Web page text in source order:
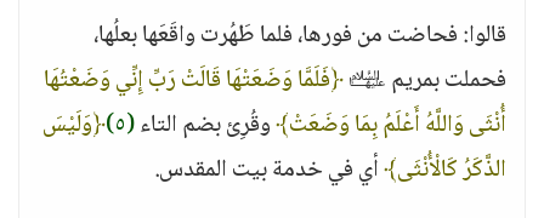
قالوا: فحاضت من فورها، فلما طَهُرت واقَعَها بعلُها،
فحملت بمريم ﵍﴿فَلَمَّا وَضَعَتْهَا قَالَتْ رَبِّ إِنِّي وَضَعْتُهَا
أُنْثَى وَاللَّهُ أَعْلَمُ بِمَا وَضَعَتْ﴾وقُرِئ بضم التاء(٥) ﴿وَلَيْسَ
الذَّكَرُ كَالْأُنْثَى﴾أي في خدمة بيت المقدس.